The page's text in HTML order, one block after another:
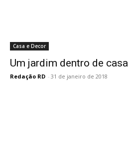
Casa e Decor
Um jardim dentro de casa
Redação RD - 31 de janeiro de 2018